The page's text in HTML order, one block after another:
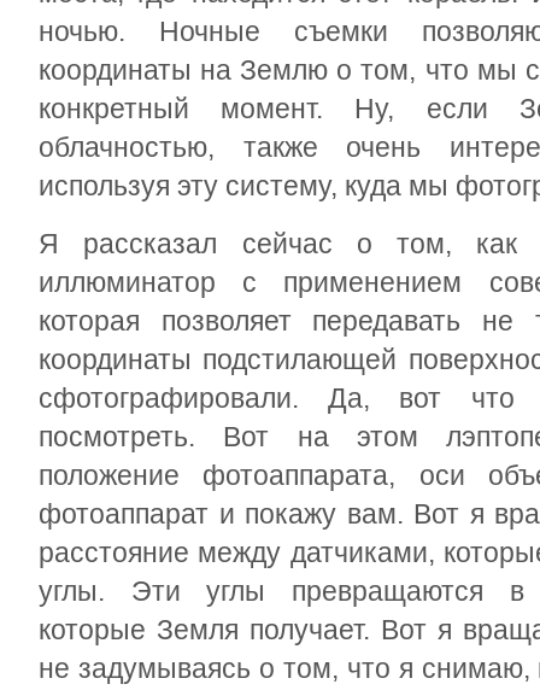
ночью. Ночные съемки
координаты на Землю о том, что мы
конкретный момент. Ну, если
облачностью, также очень
используя эту систему, куда мы
Я рассказал сейчас о том, как
иллюминатор с применением
которая позволяет передавать
координаты подстилающей
сфотографировали. Да, вот
посмотреть. Вот на этом
положение фотоаппарата, оси
фотоаппарат и покажу вам. Вот я
расстояние между датчиками,
углы. Эти углы превращаются в
которые Земля получает. Вот я
не задумываясь о том, что я